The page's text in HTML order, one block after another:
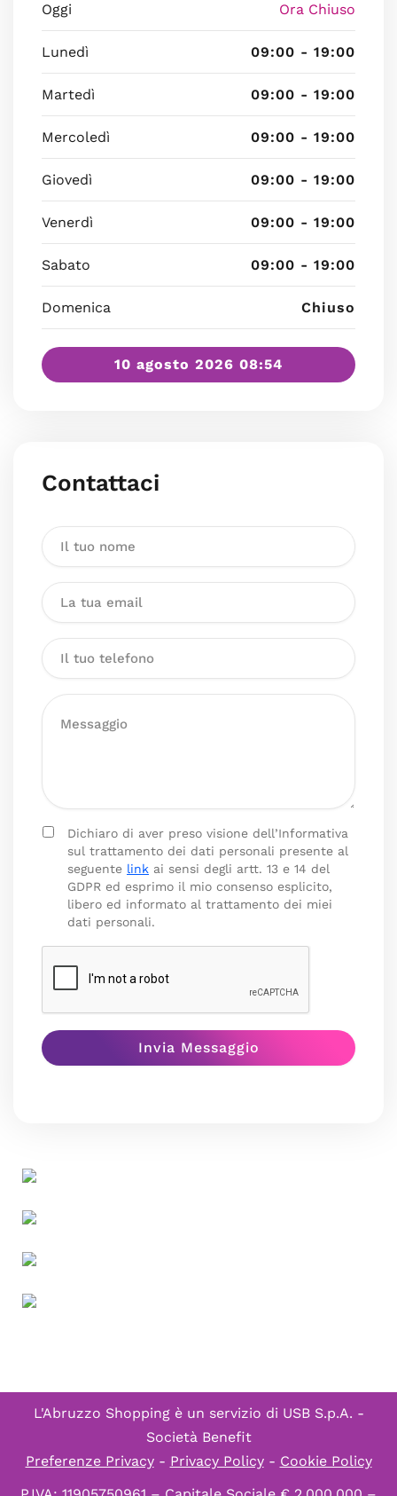
Oggi Ora Chiuso
Lunedì 09:00 - 19:00
Martedì 09:00 - 19:00
Mercoledì 09:00 - 19:00
Giovedì 09:00 - 19:00
Venerdì 09:00 - 19:00
Sabato 09:00 - 19:00
Domenica Chiuso
10 agosto 2026 08:54
Contattaci
Dichiaro di aver preso visione dell’Informativa
sul trattamento dei dati personali presente al
seguente link ai sensi degli artt. 13 e 14 del
GDPR ed esprimo il mio consenso esplicito,
libero ed informato al trattamento dei miei
dati personali.
L'Abruzzo Shopping è un servizio di USB S.p.A. -
Società Benefit
Preferenze Privacy- Privacy Policy- Cookie Policy